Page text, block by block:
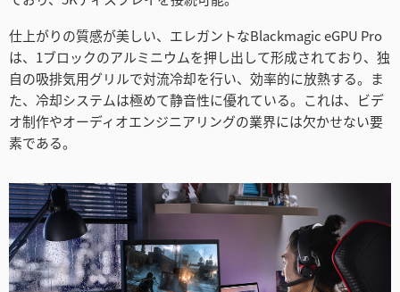
仕上がりの質感が美しい、エレガントなBlackmagic eGPU Pro
は、1ブロックのアルミニウムを押し出して形成されており、独
自の吸排気用グリルで対流冷却を行い、効率的に放熱する。ま
た、冷却システムは極めて静音性に優れている。これは、ビデ
オ制作やオーディオエンジニアリングの業界には欠かせない要
素である。